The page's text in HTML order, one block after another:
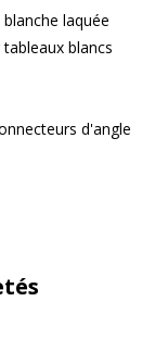
laquée
blancs
d'angle